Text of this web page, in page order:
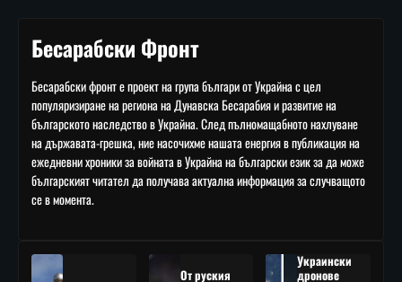
Бесарабски Фронт
Бесарабски фронт е проект на група българи от Украйна с цел
популяризиране на региона на Дунавска Бесарабия и развитие на
българското наследство в Украйна. След пълномащабното нахлуване
на държавата-грешка, ние насочихме нашата енергия в публикация на
ежедневни хроники за войната в Украйна на български език за да може
българският читател да получава актуална информация за случващото
се в момента.
От руския
Украински
дронове